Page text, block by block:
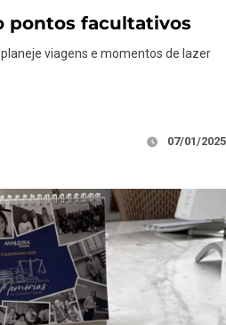
pontos facultativos
viagens e momentos de lazer
07/01/2025